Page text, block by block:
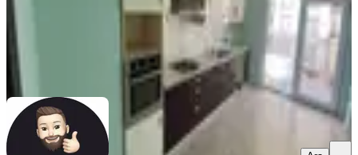
HASAN AKBULUT GAYRİMENKULMehmet Sinan Özhan